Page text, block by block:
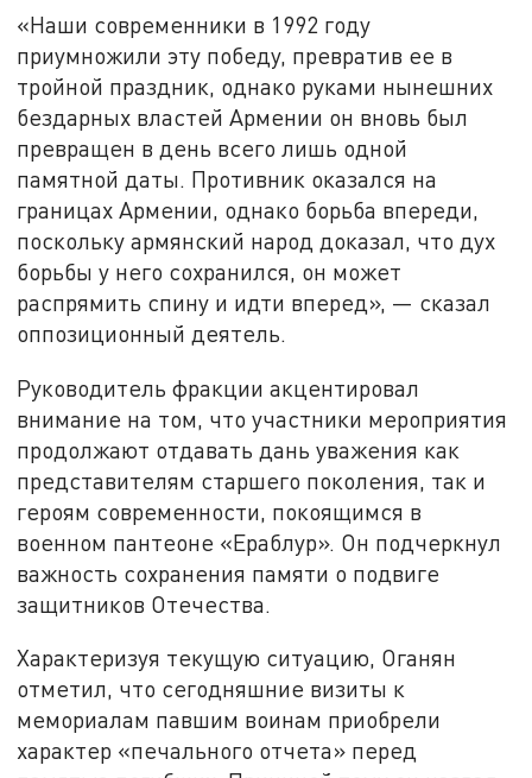
«Наши современники в 1992 году
приумножили эту победу, превратив ее в
тройной праздник, однако руками нынешних
бездарных властей Армении он вновь был
превращен в день всего лишь одной
памятной даты. Противник оказался на
границах Армении, однако борьба впереди,
поскольку армянский народ доказал, что дух
борьбы у него сохранился, он может
распрямить спину и идти вперед», — сказал
оппозиционный деятель.
Руководитель фракции акцентировал
внимание на том, что участники мероприятия
продолжают отдавать дань уважения как
представителям старшего поколения, так и
героям современности, покоящимся в
военном пантеоне «Ераблур». Он подчеркнул
важность сохранения памяти о подвиге
защитников Отечества.
Характеризуя текущую ситуацию, Оганян
отметил, что сегодняшние визиты к
мемориалам павшим воинам приобрели
характер «печального отчета» перед